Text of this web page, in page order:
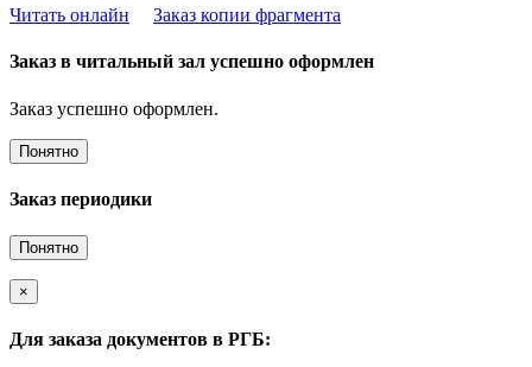
Читать онлайн
Заказ копии фрагмента
Заказ в читальный зал успешно оформлен
Заказ успешно оформлен.
Понятно
Заказ периодики
Понятно
×
Для заказа документов в РГБ: